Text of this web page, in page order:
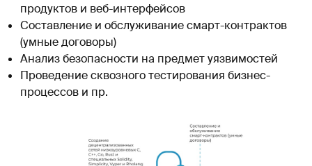
продуктов и веб-интерфейсов
Составление и обслуживание смарт-контрактов
(умные договоры)
Анализ безопасности на предмет уязвимостей
Проведение сквозного тестирования бизнес-
процессов и пр.